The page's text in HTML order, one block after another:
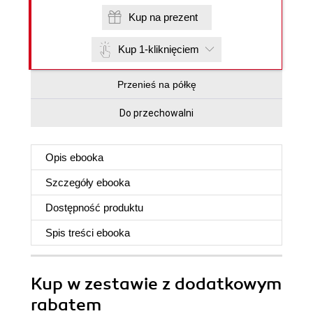
Kup na prezent
Kup 1-kliknięciem
Przenieś na półkę
Do przechowalni
Opis ebooka
Szczegóły ebooka
Dostępność produktu
Spis treści ebooka
Kup w zestawie z dodatkowym
rabatem